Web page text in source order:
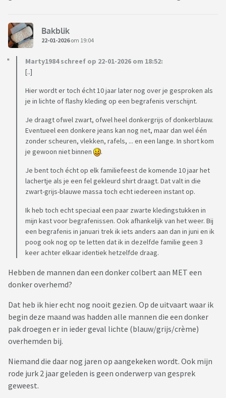
Bakblik
22-01-2026om 19:04
Marty1984 schreef op 22-01-2026 om 18:52:
[..]
Hier wordt er toch écht 10 jaar later nog over je gesproken als
je in lichte of flashy kleding op een begrafenis verschijnt.
Je draagt ofwel zwart, ofwel heel donkergrijs of donkerblauw.
Eventueel een donkere jeans kan nog net, maar dan wel één
zonder scheuren, vlekken, rafels, ... en een lange. In short kom
je gewoon niet binnen
.
Je bent toch écht op elk familiefeest de komende 10 jaar het
lachertje als je een fel gekleurd shirt draagt. Dat valt in die
zwart-grijs-blauwe massa toch echt iedereen instant op.
Ik heb toch echt speciaal een paar zwarte kledingstukken in
mijn kast voor begrafenissen. Ook afhankelijk van het weer. Bij
een begrafenis in januari trek ik iets anders aan dan in juni en ik
poog ook nog op te letten dat ik in dezelfde familie geen 3
keer achter elkaar identiek hetzelfde draag.
Hebben de mannen dan een donker colbert aan MET een
donker overhemd?
Dat heb ik hier echt nog nooit gezien. Op de uitvaart waar ik
begin deze maand was hadden alle mannen die een donker
pak droegen er in ieder geval lichte (blauw/grijs/crème)
overhemden bij.
Niemand die daar nog jaren op aangekeken wordt. Ook mijn
rode jurk 2 jaar geleden is geen onderwerp van gesprek
geweest.